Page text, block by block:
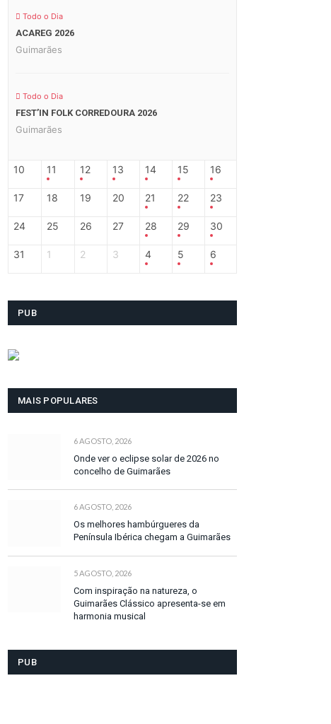
Todo o Dia
ACAREG 2026
Guimarães
Todo o Dia
FEST’IN FOLK CORREDOURA 2026
Guimarães
10 11 12 13 14 15 16
17 18 19 20 21 22 23
24 25 26 27 28 29 30
31 1 2 3 4 5 6
PUB
MAIS POPULARES
6 AGOSTO, 2026
Onde ver o eclipse solar de 2026 no
concelho de Guimarães
6 AGOSTO, 2026
Os melhores hambúrgueres da
Península Ibérica chegam a Guimarães
5 AGOSTO, 2026
Com inspiração na natureza, o
Guimarães Clássico apresenta-se em
harmonia musical
PUB